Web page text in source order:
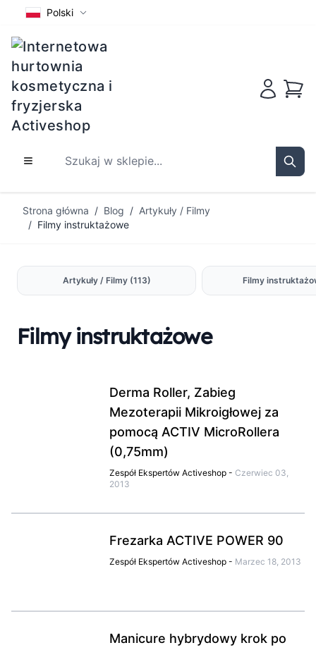
Polski
Szukaj w sklepie...
Strona główna / Blog / Artykuły / Filmy
/ Filmy instruktażowe
Artykuły / Filmy (113) Filmy
Filmy instruktażowe
Derma Roller, Zabieg
Mezoterapii Mikroigłowej za
pomocą ACTIV MicroRollera
(0,75mm)
Zespół Ekspertów Activeshop - Czerwiec 03,
2013
Frezarka ACTIVE POWER 90
Zespół Ekspertów Activeshop - Marzec 18, 2013
Manicure hybrydowy krok po